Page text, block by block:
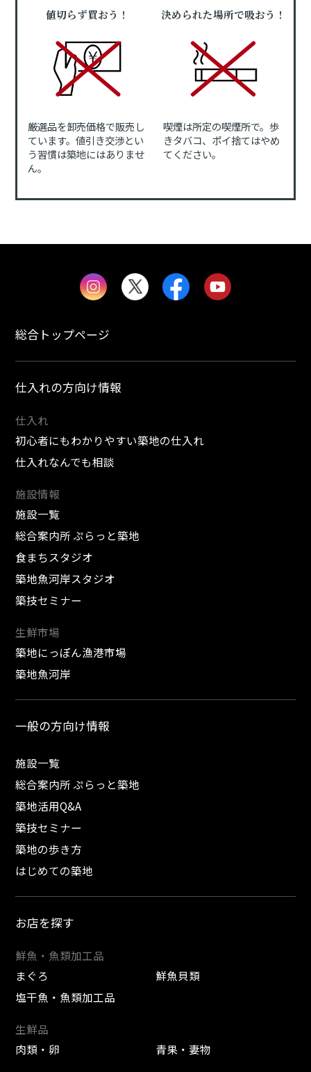
値切らず買おう！
厳選品を卸売価格で販売し
ています。値引き交渉とい
う習慣は築地にはありませ
ん。
決められた場所で吸おう！
喫煙は所定の喫煙所で。歩
きタバコ、ポイ捨てはやめ
てください。
総合トップページ
仕入れの方向け情報
仕入れ
初心者にもわかりやすい築地の仕入れ
仕入れなんでも相談
施設情報
施設一覧
総合案内所 ぷらっと築地
食まちスタジオ
築地魚河岸スタジオ
築技セミナー
生鮮市場
築地にっぽん漁港市場
築地魚河岸
一般の方向け情報
施設一覧
総合案内所 ぷらっと築地
築地活用Q&A
築技セミナー
築地の歩き方
はじめての築地
お店を探す
鮮魚・魚類加工品
まぐろ
鮮魚貝類
塩干魚・魚類加工品
生鮮品
肉類・卵
青果・妻物